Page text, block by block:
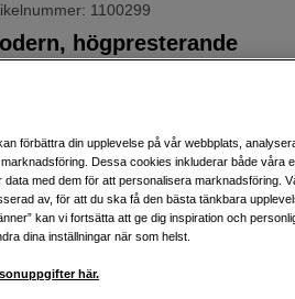
1100299
högpresterande
:Finns i lager
: Visa butik
60 Megapixels fullformatssensor
förbättra din upplevelse på vår webbplats,
Dessa cookies inkluderar både våra
med dem för att personalisera marknadsföring.
av, för att du ska få den bästa tänkbara
kan vi fortsätta att ge dig inspiration och
dina inställningar när som helst.
här.